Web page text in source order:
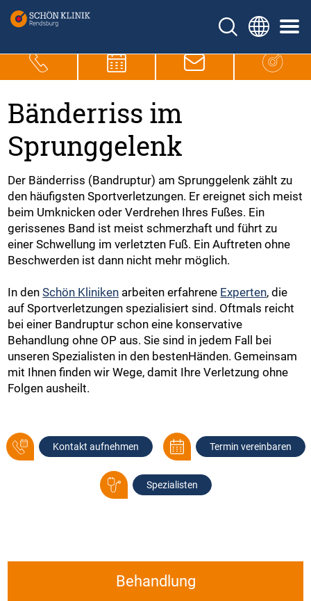
Bänderriss im
Sprunggelenk
Der Bänderriss (Bandruptur) am Sprunggelenk zählt zu
den häufigsten Sportverletzungen. Er ereignet sich meist
beim Umknicken oder Verdrehen Ihres Fußes. Ein
gerissenes Band ist meist schmerzhaft und führt zu
einer Schwellung im verletzten Fuß. Ein Auftreten ohne
Beschwerden ist dann nicht mehr möglich.
In denSchön Kliniken arbeiten erfahrene Experten, die
auf Sportverletzungen spezialisiert sind. Oftmals reicht
bei einer Bandruptur schon eine konservative
Behandlung ohne OP aus. Sie sind in jedem Fall bei
unseren Spezialisten in den bestenHänden. Gemeinsam
mit Ihnen finden wir Wege, damit Ihre Verletzung ohne
Folgen ausheilt.
Kontakt aufnehmen Termin vereinbaren
Spezialisten
Behandlung